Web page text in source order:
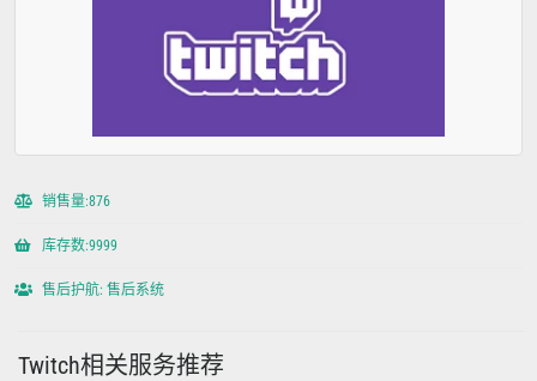
销售量:876
库存数:9999
售后护航: 售后系统
Twitch相关服务推荐